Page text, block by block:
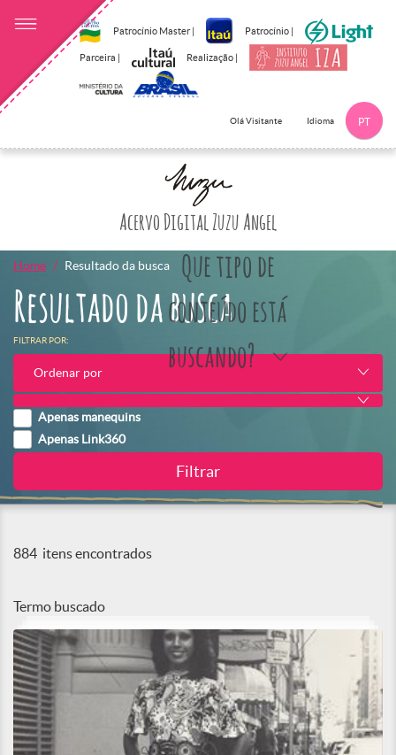
Patrocínio Master | Patrocínio |
Parceira | Realização |
Olá Visitante Idioma PT
Acervo Digital Zuzu Angel
Que tipo de
conteúdo está
buscando?
Home Resultado da busca
Resultado da busca
FILTRAR POR:
Ordenar por
Apenas manequins
Apenas Link360
884 itens encontrados
Termo buscado